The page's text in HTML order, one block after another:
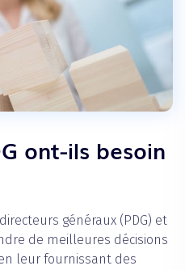
ont-ils besoin
généraux (PDG) et
de meilleures décisions
leur fournissant des